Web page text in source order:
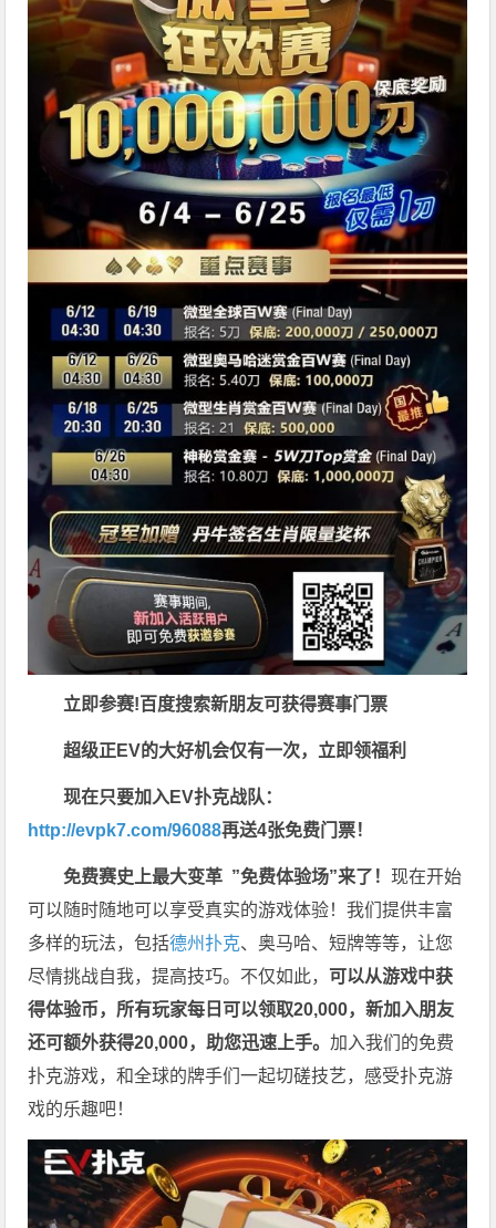
立即参赛!百度搜索新朋友可获得赛事门票
超级正EV的大好机会仅有一次，立即领福利
现在只要加入EV扑克战队：
http://evpk7.com/96088再送4张免费门票！
免费赛史上最大变革 ”免费体验场”来了！现在开始
可以随时随地可以享受真实的游戏体验！我们提供丰富
多样的玩法，包括德州扑克、奥马哈、短牌等等，让您
尽情挑战自我，提高技巧。不仅如此， 可以从游戏中获
得体验币，所有玩家每日可以领取20,000，新加入朋友
还可额外获得20,000，助您迅速上手。加入我们的免费
扑克游戏，和全球的牌手们一起切磋技艺，感受扑克游
戏的乐趣吧！